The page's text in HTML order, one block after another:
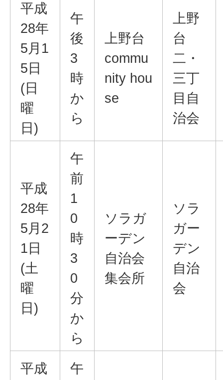
平成
28年
5月1
5日
(日
曜
日)
午
後
3
時
か
ら
上野台
commu
nity hou
se
上野
台
二・
三丁
目自
治会
平成
28年
5月2
1日
(土
曜
日)
午
前
1
0
時
3
0
分
か
ら
ソラガ
ーデン
自治会
集会所
ソラ
ガー
デン
自治
会
平成
午